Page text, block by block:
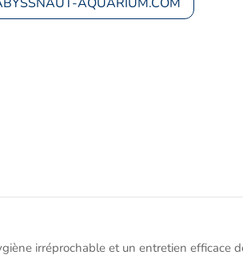
irréprochable et un entretien efficace